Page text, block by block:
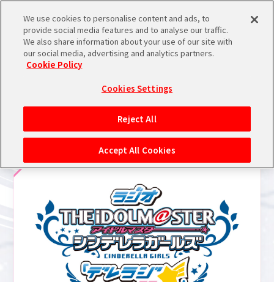
スケジュール 検索
バンダイナムコIDで
アイドルマスター ポータルへの登録について
シリアルコード・
あいことば
チェックイン お気に入り
マイスケジュール メモ
THE IDOL
M@STER
シンデレラ
ガールズ
シャイニー
RADIO
ラジオ
ラジオ関連のNEWS
We use cookies to personalise content and ads, to
provide social media features and to analyse our traffic.
We also share information about your use of our site with
our social media, advertising and analytics partners.
Cookie Policy
Cookies Settings
Reject All
Accept All Cookies